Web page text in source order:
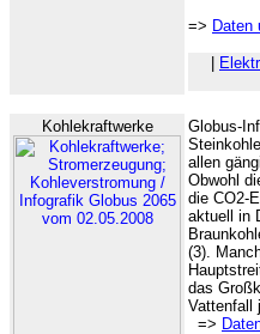
=> Daten
Kohlekraftwerke Globus-
allen
Obwohl
die CO2-
aktuell in
(3).
das
Vattenfall
=>